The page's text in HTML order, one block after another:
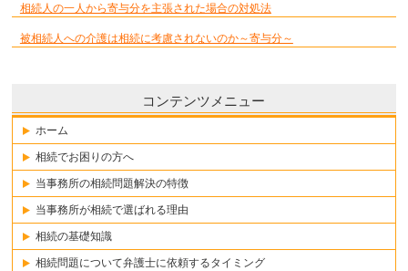
相続人の一人から寄与分を主張された場合の対処法
被相続人への介護は相続に考慮されないのか～寄与分～
コンテンツメニュー
ホーム
相続でお困りの方へ
当事務所の相続問題解決の特徴
当事務所が相続で選ばれる理由
相続の基礎知識
相続問題について弁護士に依頼するタイミング